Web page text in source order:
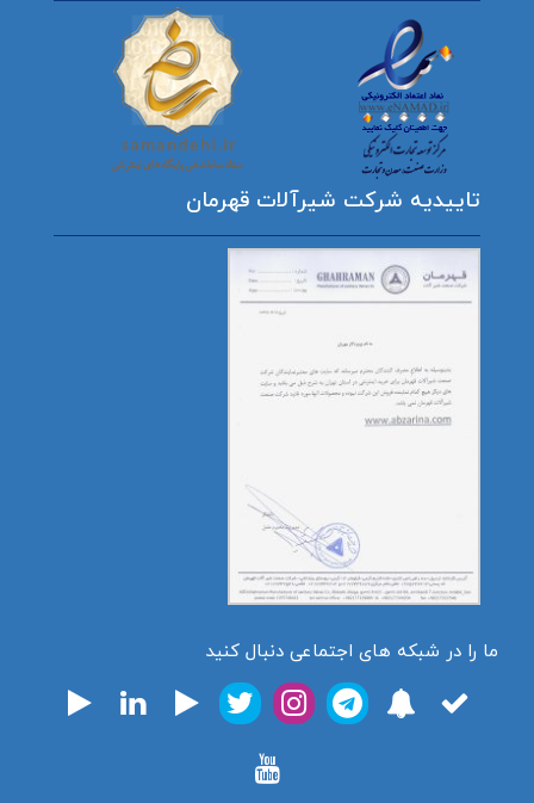
تاییدیه شرکت شیرآلات قهرمان
ما را در شبکه های اجتماعی دنبال کنید